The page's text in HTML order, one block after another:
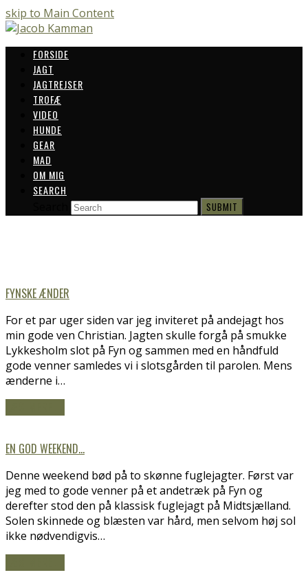
skip to Main Content
FORSIDE
JAGT
JAGTREJSER
TROFÆ
VIDEO
HUNDE
GEAR
MAD
OM MIG
SEARCH
SUBMIT
FYNSKE ÆNDER
For et par uger siden var jeg inviteret på andejagt hos
min gode ven Christian. Jagten skulle forgå på smukke
Lykkesholm slot på Fyn og sammen med en håndfuld
gode venner samledes vi i slotsgården til parolen. Mens
ænderne i…
EN GOD WEEKEND…
Denne weekend bød på to skønne fuglejagter. Først var
jeg med to gode venner på et andetræk på Fyn og
derefter stod den på klassisk fuglejagt på Midtsjælland.
Solen skinnede og blæsten var hård, men selvom høj sol
ikke nødvendigvis…